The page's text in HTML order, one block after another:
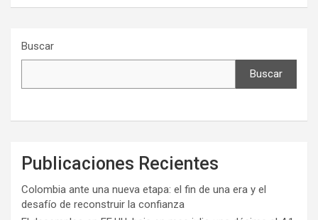
Buscar
Buscar
Publicaciones Recientes
Colombia ante una nueva etapa: el fin de una era y el
desafío de reconstruir la confianza